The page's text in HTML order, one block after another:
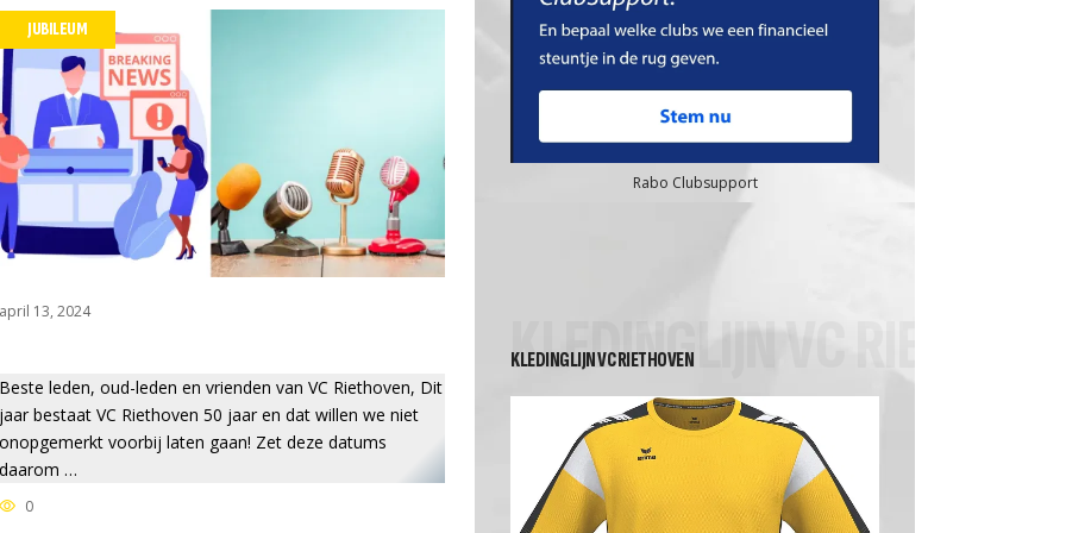
JUBILEUM
april 13, 2024
Beste leden, oud-leden en vrienden van VC Riethoven, Dit
jaar bestaat VC Riethoven 50 jaar en dat willen we niet
onopgemerkt voorbij laten gaan! Zet deze datums
daarom …
0
Rabo Clubsupport
KLEDINGLIJN VC RIETHOVEN
KLEDINGLIJN VC